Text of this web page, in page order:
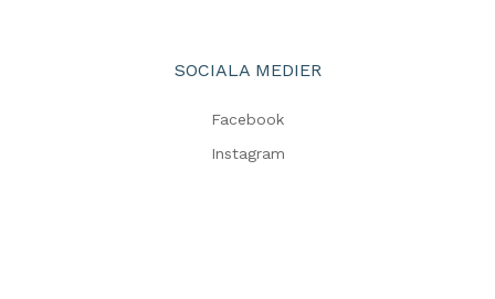
SOCIALA MEDIER
Facebook
Instagram